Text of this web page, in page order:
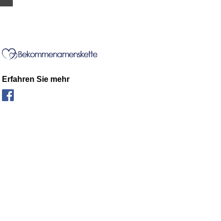
Erfahren Sie mehr